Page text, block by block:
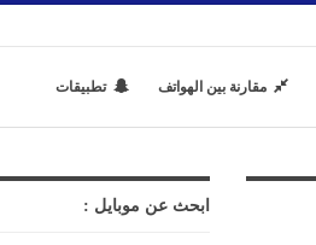
مقارنة بين الهواتف تطبيقات
ابحث عن موبايل :